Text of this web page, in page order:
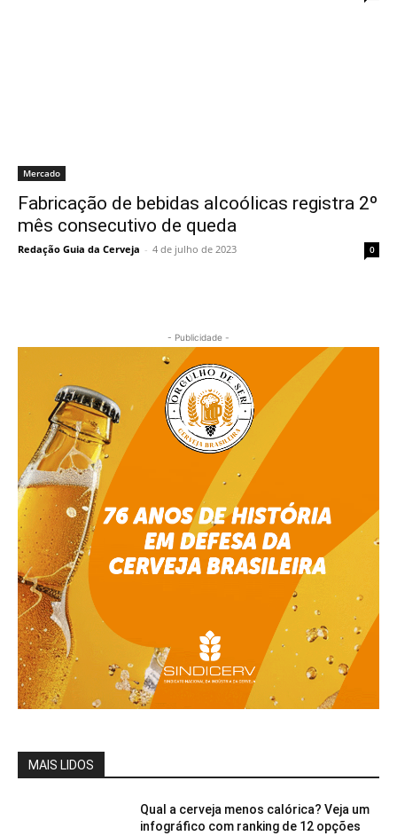
Mercado
Fabricação de bebidas alcoólicas registra 2º
mês consecutivo de queda
Redação Guia da Cerveja - 4 de julho de 2023 0
- Publicidade -
MAIS LIDOS
Qual a cerveja menos calórica? Veja um
infográfico com ranking de 12 opções